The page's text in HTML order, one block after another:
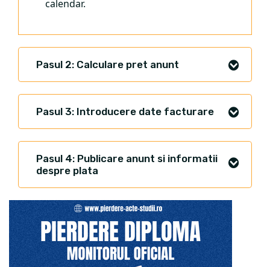
calendar.
Pasul 2: Calculare pret anunt
Pasul 3: Introducere date facturare
Pasul 4: Publicare anunt si informatii
despre plata